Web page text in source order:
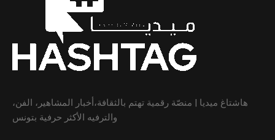
هاشتاغ ميديا | منصّة رقمية تهتم بالثقافة،أخبار المشاهير، الفن،
والترفيه الأكثر حرفية بتونس